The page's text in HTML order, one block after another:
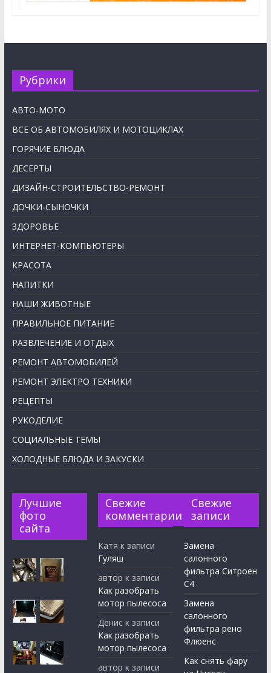
Рубрики
АВТО-МОТО
ВСЕ ОБ АВТОМОБИЛЯХ И МОТОЦИКЛАХ
ГОРЯЧИЕ БЛЮДА
ДЕСЕРТЫ
ДИЗАЙН-СТРОИТЕЛЬСТВО-РЕМОНТ
ДОЧКИ-СЫНОЧКИ
ЗДОРОВЬЕ
ИНТЕРНЕТ-КОМПЬЮТЕРЫ
КРАСОТА
НАПИТКИ
НАШИ ЖИВОТНЫЕ
ПРАВИЛЬНОЕ ПИТАНИЕ
РАЗВЛЕЧЕНИЕ И ОТДЫХ
РЕМОНТ АВТОМОБИЛЕЙ
РЕМОНТ ЭЛЕКТРО ТЕХНИКИ
РЕЦЕПТЫ
РУКОДЕЛИЕ
СОЦИАЛЬНЫЕ ТЕМЫ
ХОЛОДНЫЕ БЛЮДА И ЗАКУСКИ
Лучшие
фото
сайта
Свежие
комментарии
Катя к записи
Гуляш
автор к записи
Как разобрать
мотор пылесоса
Денис к записи
Как разобрать
мотор пылесоса
автор к записи
Свежие
записи
Замена
салонного
фильтра Ситроен
С4
Замена
салонного
фильтра рено
Флюенс
Как снять фару